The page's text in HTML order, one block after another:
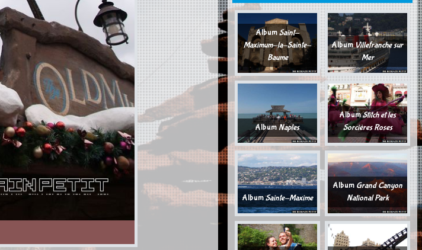
AlbumSaint-
Maximum-la-Sainte-
Baume
AlbumVillefranche sur
Mer
AlbumNaples
AlbumStitch et les
Sorcières Roses
AlbumSainte-Maxime
Album Grand Canyon
National Park